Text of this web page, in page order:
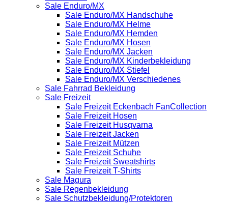
Sale Enduro/MX
Sale Enduro/MX Handschuhe
Sale Enduro/MX Helme
Sale Enduro/MX Hemden
Sale Enduro/MX Hosen
Sale Enduro/MX Jacken
Sale Enduro/MX Kinderbekleidung
Sale Enduro/MX Stiefel
Sale Enduro/MX Verschiedenes
Sale Fahrrad Bekleidung
Sale Freizeit
Sale Freizeit Eckenbach FanCollection
Sale Freizeit Hosen
Sale Freizeit Husqvarna
Sale Freizeit Jacken
Sale Freizeit Mützen
Sale Freizeit Schuhe
Sale Freizeit Sweatshirts
Sale Freizeit T-Shirts
Sale Magura
Sale Regenbekleidung
Sale Schutzbekleidung/Protektoren